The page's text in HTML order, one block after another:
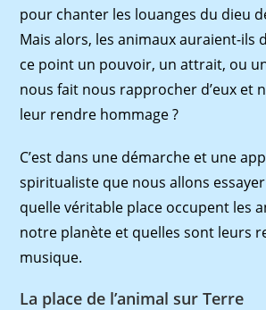
pour chanter les louanges du dieu
Mais alors, les animaux auraient-ils
ce point un pouvoir, un attrait, ou
nous fait nous rapprocher d’eux et
leur rendre hommage ?
C’est dans une démarche et une
spiritualiste que nous allons
quelle véritable place occupent les
notre planète et quelles sont leurs
musique.
La place de l’animal sur Terre